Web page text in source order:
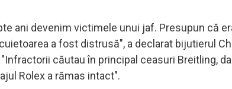
ani devenim victimele unui jaf. Presupun că
a fost distrusă", a declarat bijutierul
căutau în principal ceasuri Breitling,
Rolex a rămas intact".